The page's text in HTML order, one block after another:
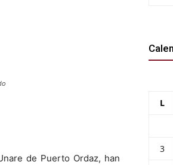
de Puerto Ordaz, han
L
3